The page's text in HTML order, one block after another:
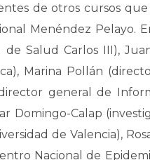
de otros cursos
Menéndez Pelayo.
Salud Carlos III),
Marina Pollán
general de
Domingo-Calap
de Valencia),
Nacional de